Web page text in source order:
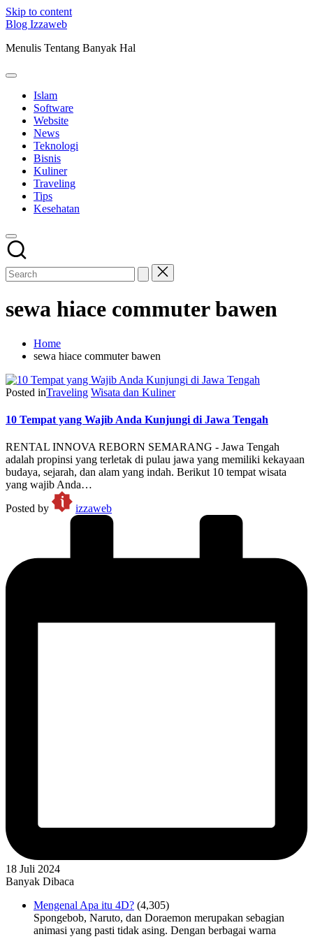
Skip to content
Blog Izzaweb
Menulis Tentang Banyak Hal
Islam
Software
Website
News
Teknologi
Bisnis
Kuliner
Traveling
Tips
Kesehatan
sewa hiace commuter bawen
Home
sewa hiace commuter bawen
Posted inTraveling Wisata dan Kuliner
10 Tempat yang Wajib Anda Kunjungi di Jawa Tengah
RENTAL INNOVA REBORN SEMARANG - Jawa Tengah
adalah propinsi yang terletak di pulau jawa yang memiliki kekayaan
budaya, sejarah, dan alam yang indah. Berikut 10 tempat wisata
yang wajib Anda…
Posted by
izzaweb
18 Juli 2024
Banyak Dibaca
Mengenal Apa itu 4D? (4,305)
Spongebob, Naruto, dan Doraemon merupakan sebagian
animasi yang pasti tidak asing. Dengan berbagai warna